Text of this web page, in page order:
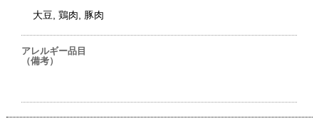
大豆, 鶏肉, 豚肉
アレルギー品目
（備考）